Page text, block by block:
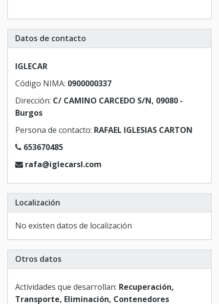
Datos de contacto
IGLECAR
Código NIMA: 0900000337
Dirección: C/ CAMINO CARCEDO S/N, 09080 -
Burgos
Persona de contacto: RAFAEL IGLESIAS CARTON
653670485
rafa@iglecarsl.com
Localización
No existen datos de localización
Otros datos
Actividades que desarrollan: Recuperación,
Transporte, Eliminación, Contenedores